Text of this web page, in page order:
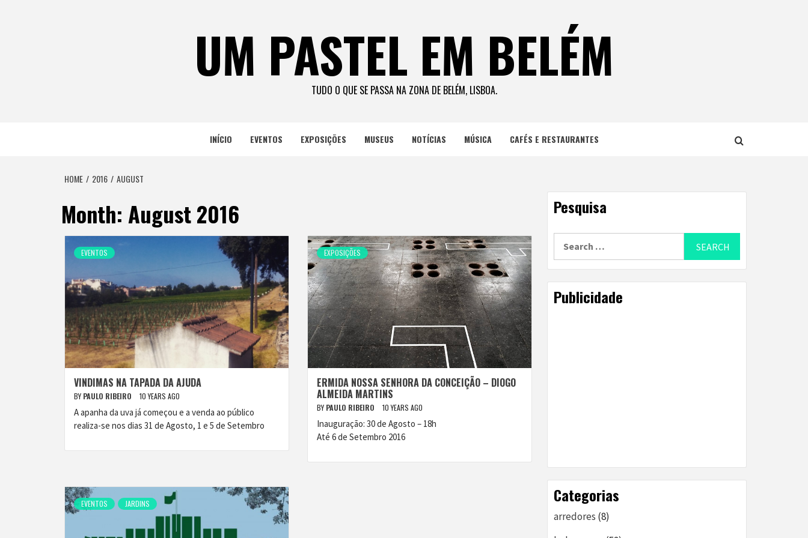
UM PASTEL EM BELÉM
TUDO O QUE SE PASSA NA ZONA DE BELÉM, LISBOA.
INÍCIO EVENTOS EXPOSIÇÕES MUSEUS NOTÍCIAS MÚSICA CAFÉS E RESTAURANTES
HOME 2016 AUGUST
Month: August 2016
EVENTOS
VINDIMAS NA TAPADA DA AJUDA
BY PAULO RIBEIRO 10 YEARS AGO
A apanha da uva já começou e a venda ao público
realiza-se nos dias 31 de Agosto, 1 e 5 de Setembro
EXPOSIÇÕES
ERMIDA NOSSA SENHORA DA CONCEIÇÃO – DIOGO
ALMEIDA MARTINS
BY PAULO RIBEIRO 10 YEARS AGO
Inauguração: 30 de Agosto – 18h
Até 6 de Setembro 2016
EVENTOS JARDINS
Pesquisa
Publicidade
Categorias
arredores (8)